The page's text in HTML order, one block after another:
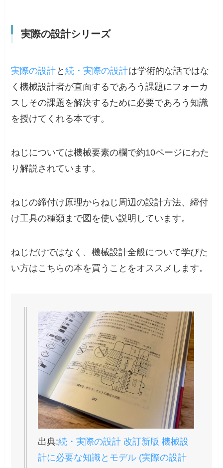
実際の設計シリーズ
実際の設計 と続・実際の設計は学術的な話ではな
く機械設計者が直面するであろう課題にフォーカ
スしその課題を解決するために必要であろう知識
を授けてくれる本です。
ねじについては機械要素の欄で約10ページにわた
り解説されています。
ねじの締付け原理からねじ周辺の設計方法、締付
け工具の種類まで図を使い説明しています。
ねじだけではなく、機械設計全般について学びた
い方はこちらの本を買うことをオススメします。
出典:続・実際の設計 改訂新版 機械設
計に必要な知識とモデル (実際の設計